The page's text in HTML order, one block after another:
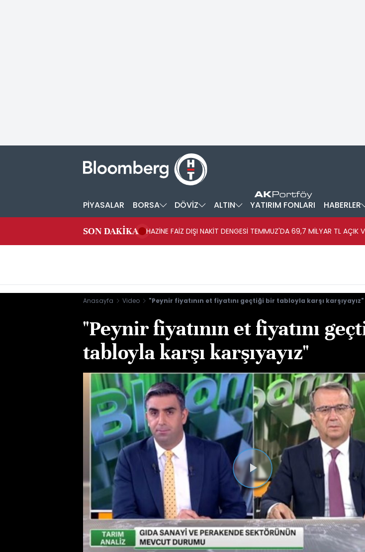
PİYASALAR BORSA DÖVİZ ALTIN YATIRIM FONLARI HABERLER
SON DAKİKA HAZİNE FAİZ DIŞI NAKİT DENGESİ TEMMUZ'DA 69,7 MİLYAR TL AÇIK
Anasayfa Video "Peynir fiyatının et fiyatını geçtiği bir tabloyla karşı karşıyayız"
"Peynir fiyatının et fiyatını
tabloyla karşı karşıyayız"
Videoyu
Oynat